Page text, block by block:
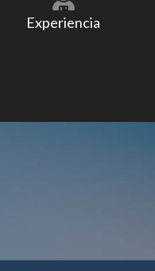
Experiencia